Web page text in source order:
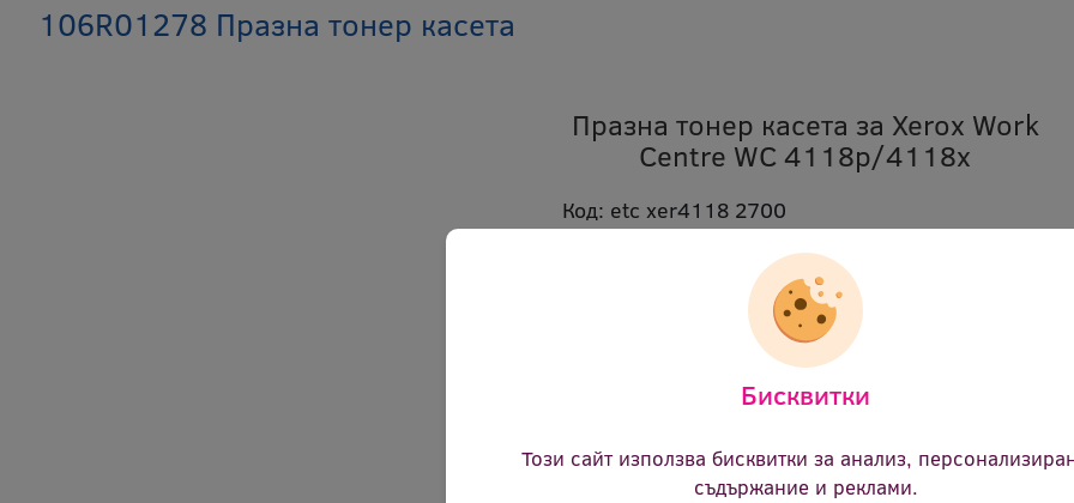
106R01278 Празна тонер касета
Празна тонер касета за Xerox Work
Centre WC 4118p/4118x
Код: etc xer4118 2700
Продуктът е с временно изчерпана
Моля свържете се с нас
на доставка или алтернативни продукти.
Ревю: Оцени продукта
Бисквитки
Този сайт използва бисквитки за анализ,
съдържание и реклами.